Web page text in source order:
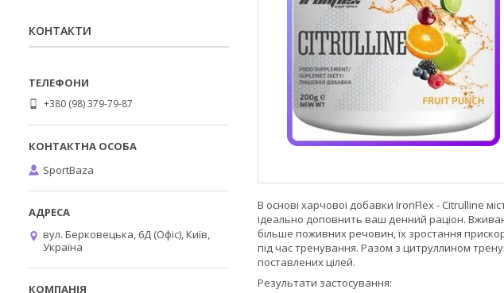
В основі харчової добавки IronFlex - Citrulline
ідеально доповнить ваш денний раціон.
більше поживних речовин, їх зростання
під час тренування. Разом з цитруллином
поставлених цілей.
Результати застосування:
КОНТАКТИ
+380 (98) 379-79-87
SportBaza
вул. Берковецька, 6Д (Офіс), Київ,
Україна